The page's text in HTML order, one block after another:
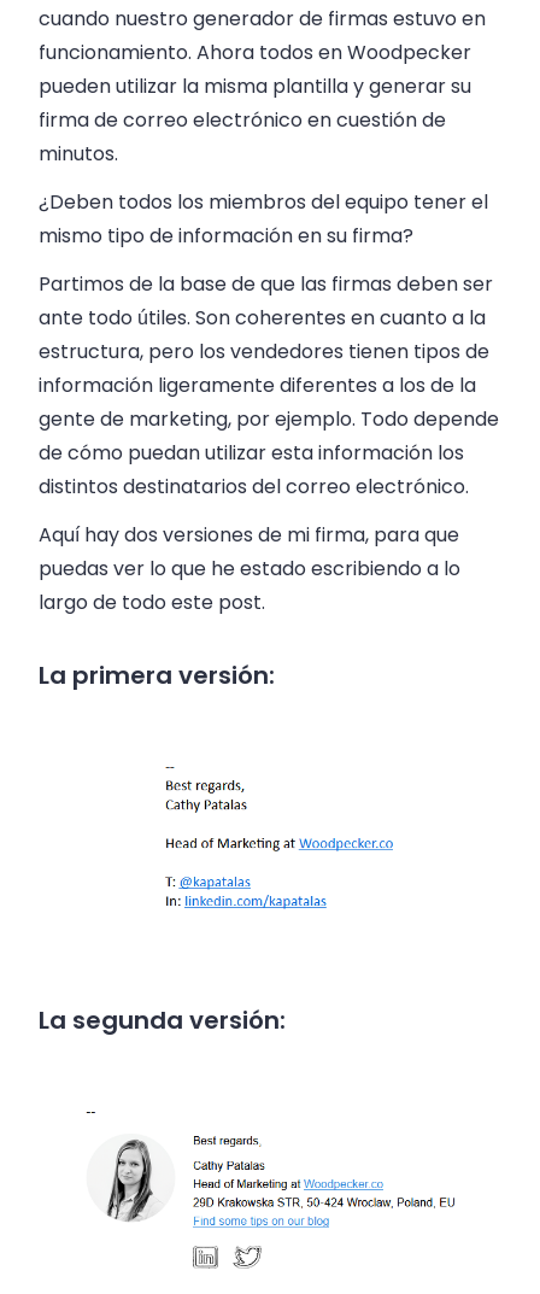
cuando nuestro generador de firmas estuvo en
funcionamiento. Ahora todos en Woodpecker
pueden utilizar la misma plantilla y generar su
firma de correo electrónico en cuestión de
minutos.
¿Deben todos los miembros del equipo tener el
mismo tipo de información en su firma?
Partimos de la base de que las firmas deben ser
ante todo útiles. Son coherentes en cuanto a la
estructura, pero los vendedores tienen tipos de
información ligeramente diferentes a los de la
gente de marketing, por ejemplo. Todo depende
de cómo puedan utilizar esta información los
distintos destinatarios del correo electrónico.
Aquí hay dos versiones de mi firma, para que
puedas ver lo que he estado escribiendo a lo
largo de todo este post.
La primera versión:
La segunda versión: